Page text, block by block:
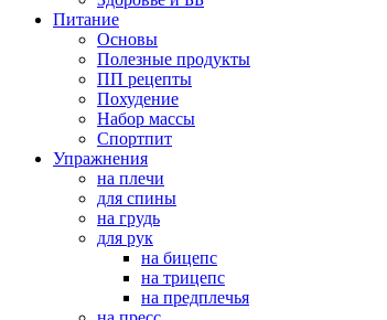
Питание
Основы
Полезные продукты
ПП рецепты
Похудение
Набор массы
Спортпит
Упражнения
на плечи
для спины
на грудь
для рук
на бицепс
на трицепс
на предплечья